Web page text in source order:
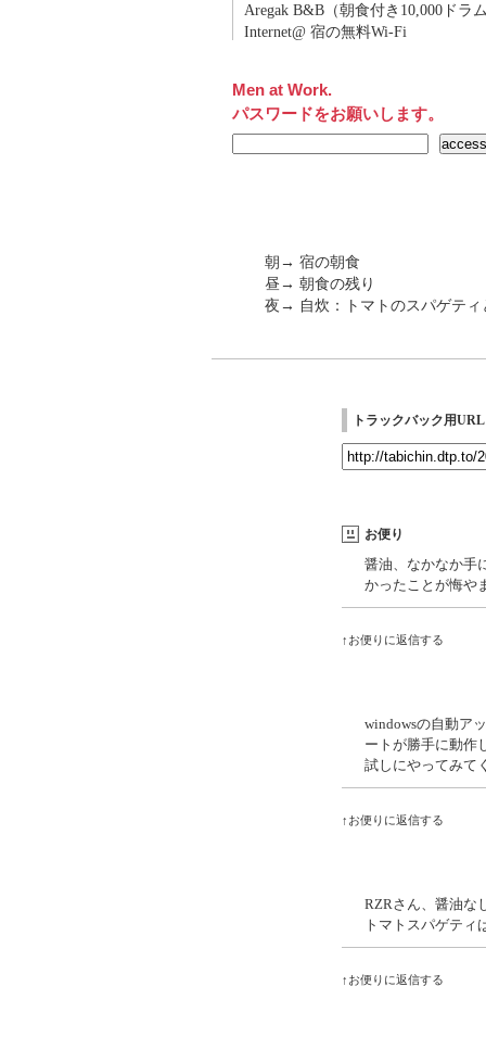
Aregak B&B（朝食付き10,000ドラ
Internet@ 宿の無料Wi-Fi
Men at Work.
パスワードをお願いします。
朝→ 宿の朝食
昼→ 朝食の残り
夜→ 自炊：トマトのスパゲティ
トラックバック用URL
お便り
醤油、なかなか手
かったことが悔や
↑お便りに返信する
windowsの自動ア
ートが勝手に動作
試しにやってみて
↑お便りに返信する
RZRさん、醤油な
トマトスパゲティ
↑お便りに返信する